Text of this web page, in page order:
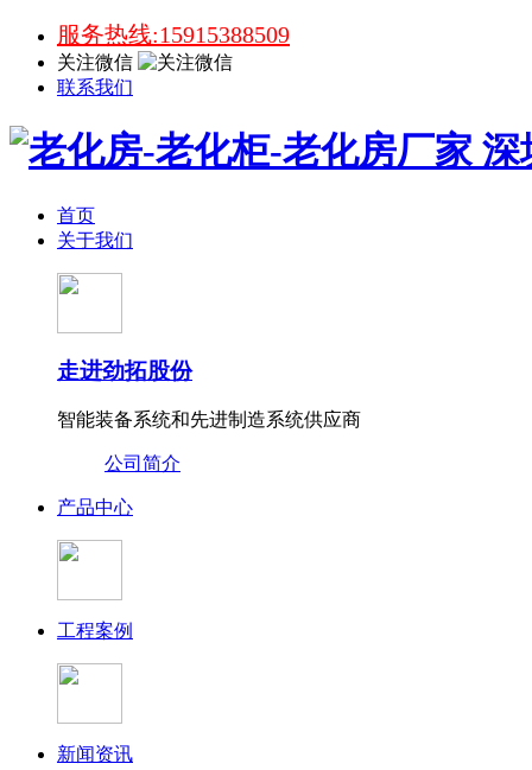
服务热线:15915388509
关注微信
联系我们
首页
关于我们
走进劲拓股份
智能装备系统和先进制造系统供应商
公司简介
产品中心
工程案例
新闻资讯